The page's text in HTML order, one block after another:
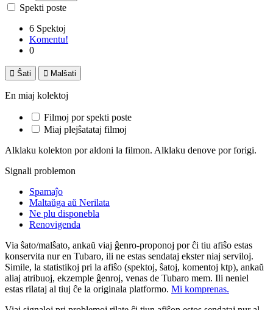
Spekti poste
6 Spektoj
Komentu!
0
 Ŝati  Malŝati
En miaj kolektoj
Filmoj por spekti poste
Miaj plejŝatataj filmoj
Alklaku kolekton por aldoni la filmon. Alklaku denove por forigi.
Signali problemon
Spamaĵo
Maltaŭga aŭ Nerilata
Ne plu disponebla
Renovigenda
Via ŝato/malŝato, ankaŭ viaj ĝenro-proponoj por ĉi tiu afiŝo estas
konservita nur en Tubaro, ili ne estas sendataj ekster niaj serviloj.
Simile, la statistikoj pri la afiŝo (spektoj, ŝatoj, komentoj ktp), ankaŭ
aliaj atribuoj, ekzemple ĝenroj, venas de Tubaro mem. Ili neniel
estas rilataj al tiuj ĉe la originala platformo. Mi komprenas.